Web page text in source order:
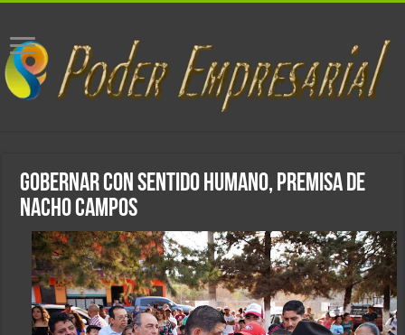
Gobernar con sentido humano, premisa de
Nacho Campos